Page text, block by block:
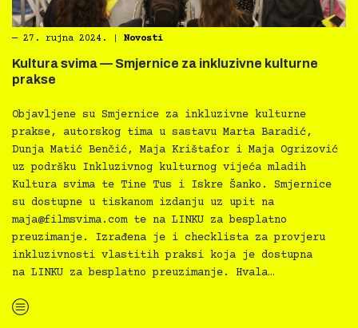
― 27. rujna 2024. Novosti
Kultura svima — Smjernice za inkluzivne kulturne
prakse
Objavljene su Smjernice za inkluzivne kulturne
prakse, autorskog tima u sastavu Marta Baradić,
Dunja Matić Benčić, Maja Krištafor i Maja Ogrizović
uz podršku Inkluzivnog kulturnog vijeća mladih
Kultura svima te Tine Tus i Iskre Šanko. Smjernice
su dostupne u tiskanom izdanju uz upit na
maja@filmsvima.comte na LINKU za besplatno
preuzimanje. Izrađena je i checklista za provjeru
inkluzivnosti vlastitih praksi koja je dostupna
na LINKU za besplatno preuzimanje. Hvala…
“Kultura svima — Smjernice za inkluzivne kulturne prakse”